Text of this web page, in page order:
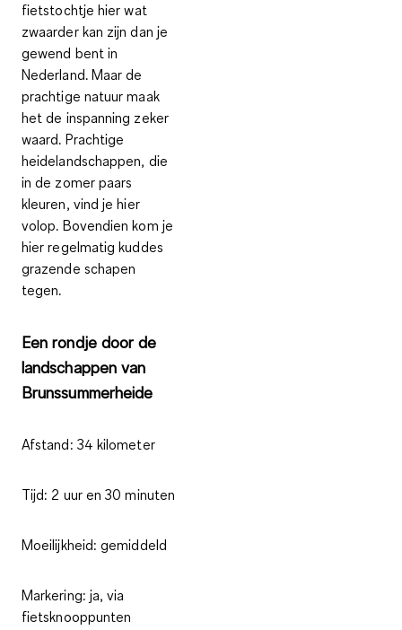
fietstochtje hier wat
zwaarder kan zijn dan je
gewend bent in
Nederland. Maar de
prachtige natuur maak
het de inspanning zeker
waard. Prachtige
heidelandschappen, die
in de zomer paars
kleuren, vind je hier
volop. Bovendien kom je
hier regelmatig kuddes
grazende schapen
tegen.
Een rondje door de
landschappen van
Brunssummerheide
Afstand: 34 kilometer
Tijd: 2 uur en 30 minuten
Moeilijkheid:gemiddeld
Markering: ja, via
fietsknooppunten